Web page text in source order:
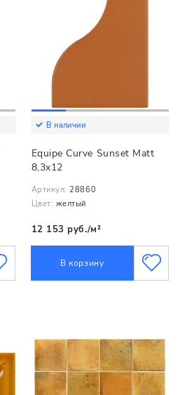
В наличии
Equipe Curve Sunset Matt
8,3x12
Артикул: 28860
Цвет: желтый
12 153 руб./м²
В корзину